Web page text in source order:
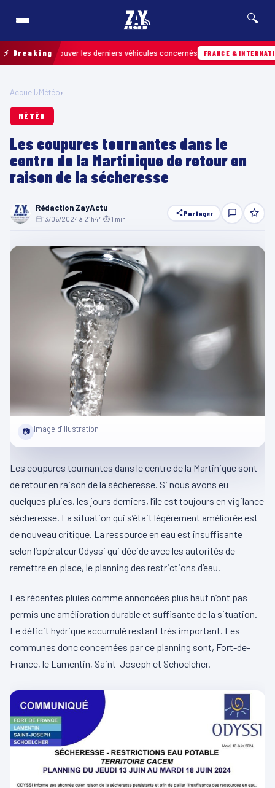
🔍
⚡ Breaking
retrouver les derniers véhicules concernés FRANCE & INTERNATIONALE
Accueil›Météo›
MÉTÉO
Les coupures tournantes dans le
centre de la Martinique de retour en
raison de la sécheresse
Rédaction ZayActu
13/06/2024 à 21h44⏱ 1 min
Partager
📷 Image d'illustration
Les coupures tournantes dans le centre de la Martinique sont
de retour en raison de la sécheresse. Si nous avons eu
quelques pluies, les jours derniers, l’île est toujours en vigilance
sécheresse. La situation qui s’était légèrement améliorée est
de nouveau critique. La ressource en eau est insuffisante
selon l’opérateur Odyssi qui décide avec les autorités de
remettre en place, le planning des restrictions d’eau.
Les récentes pluies comme annoncées plus haut n’ont pas
permis une amélioration durable et suffisante de la situation.
Le déficit hydrique accumulé restant très important. Les
communes donc concernées par ce planning sont, Fort-de-
France, le Lamentin, Saint-Joseph et Schoelcher.